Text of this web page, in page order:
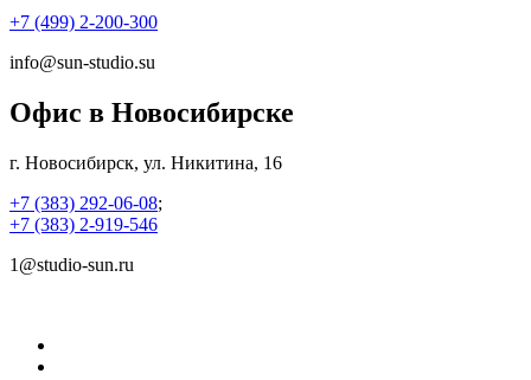
+7 (499) 2-200-300
info@sun-studio.su
Офис в Новосибирске
г. Новосибирск, ул. Никитина, 16
+7 (383) 292-06-08;
+7 (383) 2-919-546
1@studio-sun.ru